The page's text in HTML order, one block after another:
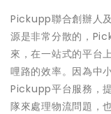
Pickupp聯合創辦人
源是非常分散的，
來，在一站式的平台
哩路的效率。因為中
Pickupp平台服務，
隊來處理物流問題，